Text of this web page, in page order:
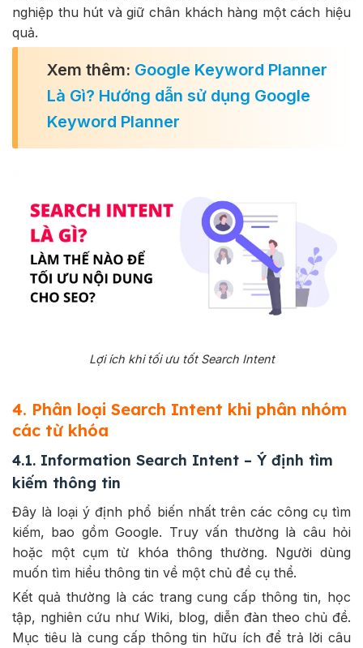
nghiệp thu hút và giữ chân khách hàng một cách hiệu
quả.
Xem thêm: Google Keyword Planner
Là Gì? Hướng dẫn sử dụng Google
Keyword Planner
Lợi ích khi tối ưu tốt Search Intent
4. Phân loại Search Intent khi phân nhóm
các từ khóa
4.1. Information Search Intent – Ý định tìm
kiếm thông tin
Đây là loại ý định phổ biến nhất trên các công cụ tìm
kiếm, bao gồm Google. Truy vấn thường là câu hỏi
hoặc một cụm từ khóa thông thường. Người dùng
muốn tìm hiểu thông tin về một chủ đề cụ thể.
Kết quả thường là các trang cung cấp thông tin, học
tập, nghiên cứu như Wiki, blog, diễn đàn theo chủ đề.
Mục tiêu là cung cấp thông tin hữu ích để trả lời câu